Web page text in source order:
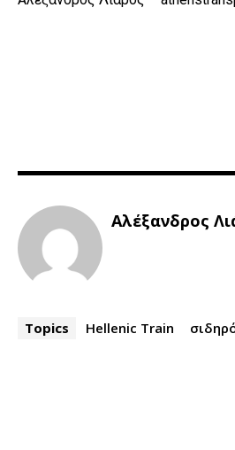
Αλέξανδρος
Topics Hellenic Train